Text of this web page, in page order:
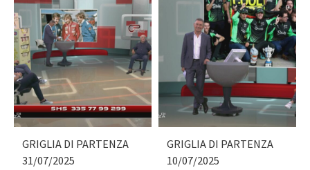
GRIGLIA DI PARTENZA
31/07/2025
GRIGLIA DI PARTENZA
10/07/2025